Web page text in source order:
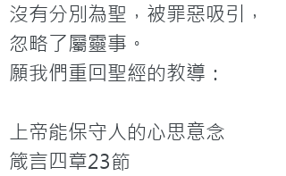
沒有分別為聖，被罪惡吸引，
忽略了屬靈事。
願我們重回聖經的教導：
上帝能保守人的心思意念
箴言四章23節